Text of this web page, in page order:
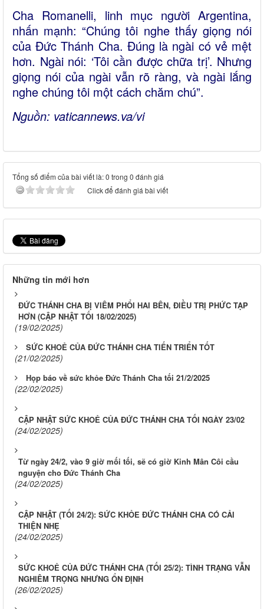
Cha Romanelli, linh mục người Argentina,
nhấn mạnh: “Chúng tôi nghe thấy giọng nói
của Đức Thánh Cha. Đúng là ngài có vẻ mệt
hơn. Ngài nói: ‘Tôi cần được chữa trị’. Nhưng
giọng nói của ngài vẫn rõ ràng, và ngài lắng
nghe chúng tôi một cách chăm chú”.
Nguồn: vaticannews.va/vi
Tổng số điểm của bài viết là: 0 trong 0 đánh giá
Click để đánh giá bài viết
Những tin mới hơn
ĐỨC THÁNH CHA BỊ VIÊM PHỔI HAI BÊN, ĐIỀU TRỊ PHỨC TẠP
HƠN (CẬP NHẬT TỐI 18/02/2025)
(19/02/2025)
SỨC KHOẺ CỦA ĐỨC THÁNH CHA TIẾN TRIỂN TỐT
(21/02/2025)
Họp báo về sức khỏe Đức Thánh Cha tối 21/2/2025
(22/02/2025)
CẬP NHẬT SỨC KHOẺ CỦA ĐỨC THÁNH CHA TỐI NGÀY 23/02
(24/02/2025)
Từ ngày 24/2, vào 9 giờ mối tối, sẽ có giờ Kinh Mân Côi cầu
nguyện cho Đức Thánh Cha
(24/02/2025)
CẬP NHẬT (TỐI 24/2): SỨC KHỎE ĐỨC THÁNH CHA CÓ CẢI
THIỆN NHẸ
(24/02/2025)
SỨC KHOẺ CỦA ĐỨC THÁNH CHA (TỐI 25/2): TÌNH TRẠNG VẪN
NGHIÊM TRỌNG NHƯNG ỔN ĐỊNH
(26/02/2025)